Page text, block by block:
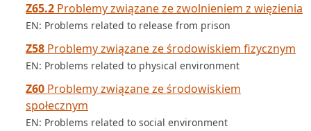
Z65.2 Problemy związane ze zwolnieniem z więzienia
EN: Problems related to release from prison
Z58 Problemy związane ze środowiskiem fizycznym
EN: Problems related to physical environment
Z60 Problemy związane ze środowiskiem
społecznym
EN: Problems related to social environment